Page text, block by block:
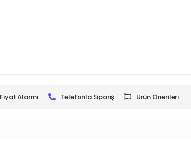
Fiyat Alarmı Telefonla Sipariş Ürün Önerileri